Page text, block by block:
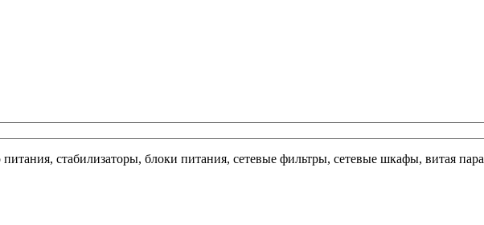
стабилизаторы, блоки питания, сетевые фильтры, сетевые шкафы, витая пара